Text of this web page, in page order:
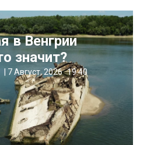
в Венгрии
значит?
7 Август, 2026 19:40